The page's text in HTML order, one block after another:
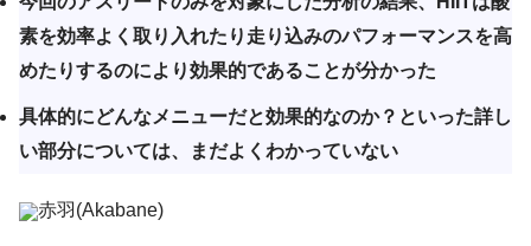
素を効率よく取り入れたり走り込みのパフォーマンスを高
めたりするのにより効果的であることが分かった
具体的にどんなメニューだと効果的なのか？といった詳し
い部分については、まだよくわかっていない
赤羽(Akabane)